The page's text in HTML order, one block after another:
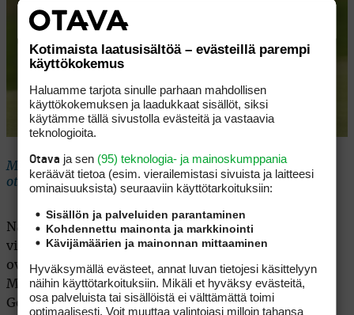
Maailmanlistan ykkönen Jiyai Shin saa ensimmäisessä
ottelussa vastaansa Kyeong Baen. &copy Getty Images
Naisgolfin ykköskiertueella pelataan tulevana
viikonloppuna täysin uusi reikäpeliturnaus. Kisaan
ovat valikoituneet naisgolfin 64 parasta. Sybase
Match Play Championship pelataan Hamilton Farm
Golf Clubilla New Jerseyssa.
Kotimaista laatusisältöä – evästeillä parempi
käyttökokemus
Haluamme tarjota sinulle parhaan mahdollisen
käyttökokemuksen ja laadukkaat sisällöt, siksi
käytämme tällä sivustolla evästeitä ja vastaavia
teknologioita.
Otava ja sen (95) teknologia- ja mainoskumppania
keräävät tietoa (esim. vierailemis­tasi sivuista ja laitteesi
ominaisuuk­sista) seuraaviin käyttötarkoituksiin:
Sisällön ja palveluiden parantaminen
Kohdennettu mainonta ja markkinointi
Kävijämäärien ja mainonnan mittaaminen
Hyväksymällä evästeet, annat luvan tietojesi käsittelyyn
näihin käyttötarkoituksiin. Mikäli et hyväksy evästeitä,
osa palveluista tai sisällöistä ei välttämättä toimi
optimaalisesti. Voit muuttaa valintojasi milloin tahansa